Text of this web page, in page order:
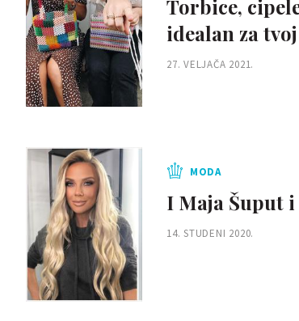
Torbice,
idealan za
27. VELJAČA 2021.
MODA
I Maja Šuput
14. STUDENI 2020.